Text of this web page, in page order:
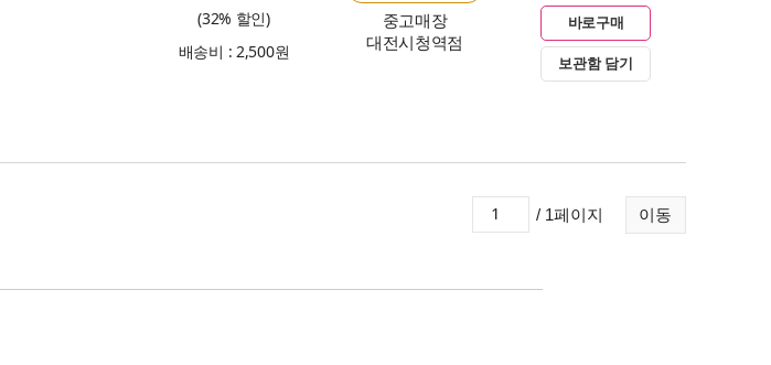
(32% 할인)
배송비 : 2,500원
중고매장
대전시청역점
바로구매
보관함 담기
이동
/ 1페이지